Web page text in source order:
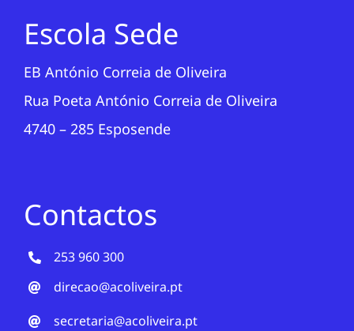
Escola Sede
EB António Correia de Oliveira
Rua Poeta António Correia de Oliveira
4740 – 285 Esposende
Contactos
253 960 300
direcao@acoliveira.pt
secretaria@acoliveira.pt